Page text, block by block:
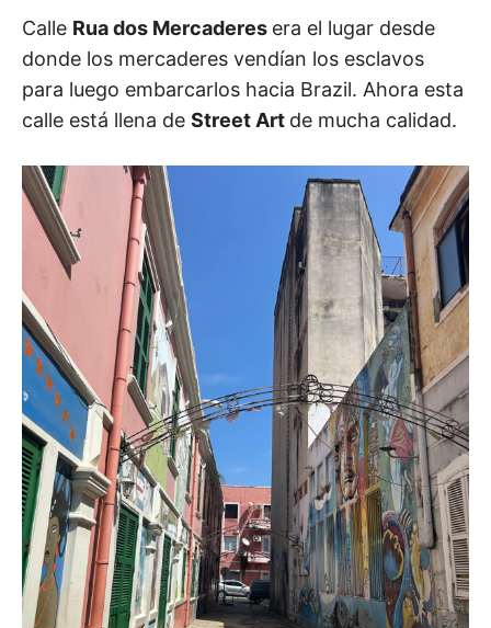
Calle Rua dos Mercaderes era el lugar desde
donde los mercaderes vendían los esclavos
para luego embarcarlos hacia Brazil. Ahora esta
calle está llena de Street Art de mucha calidad.